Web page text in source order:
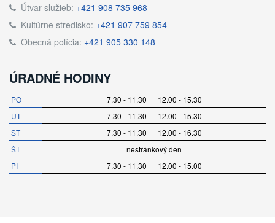
Útvar služieb: +421 908 735 968
Kultúrne stredisko: +421 907 759 854
Obecná polícia: +421 905 330 148
ÚRADNÉ HODINY
PO
7.30 - 11.30 12.00 - 15.30
UT
7.30 - 11.30 12.00 - 15.30
ST
7.30 - 11.30 12.00 - 16.30
ŠT
nestránkový deň
PI
7.30 - 11.30 12.00 - 15.00